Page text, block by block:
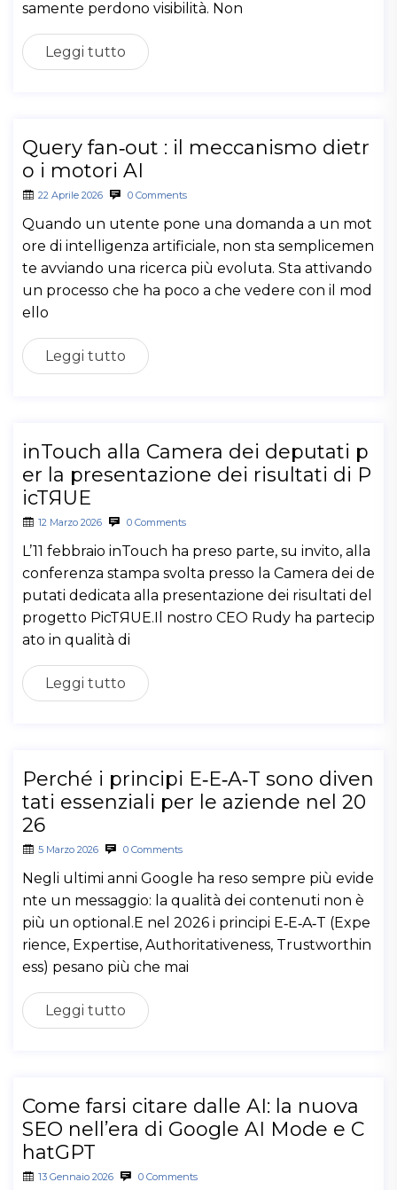
samente perdono visibilità. Non
Leggi tutto
Query fan‑out : il meccanismo dietr
o i motori AI
22 Aprile 2026 0 Comments
Quando un utente pone una domanda a un mot
ore di intelligenza artificiale, non sta semplicemen
te avviando una ricerca più evoluta. Sta attivando
un processo che ha poco a che vedere con il mod
ello
Leggi tutto
inTouch alla Camera dei deputati p
er la presentazione dei risultati di P
icTЯUE
12 Marzo 2026 0 Comments
L’11 febbraio inTouch ha preso parte, su invito, alla
conferenza stampa svolta presso la Camera dei de
putati dedicata alla presentazione dei risultati del
progetto PicTЯUE.Il nostro CEO Rudy ha partecip
ato in qualità di
Leggi tutto
Perché i principi E‑E‑A‑T sono diven
tati essenziali per le aziende nel 20
26
5 Marzo 2026 0 Comments
Negli ultimi anni Google ha reso sempre più evide
nte un messaggio: la qualità dei contenuti non è
più un optional.E nel 2026 i principi E‑E‑A‑T (Expe
rience, Expertise, Authoritativeness, Trustworthin
ess) pesano più che mai
Leggi tutto
Come farsi citare dalle AI: la nuova
SEO nell’era di Google AI Mode e C
hatGPT
13 Gennaio 2026 0 Comments